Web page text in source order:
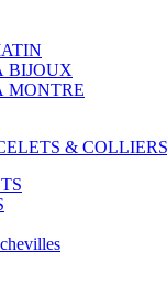
BIJOUX
MONTRE
& COLLIERS